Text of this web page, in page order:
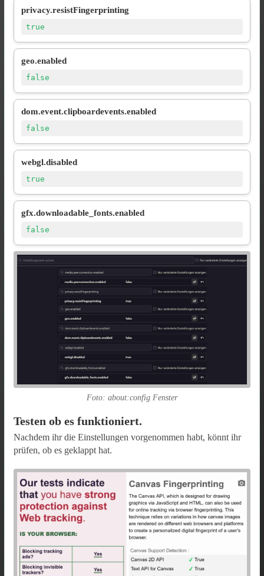
privacy.resistFingerprinting
true
geo.enabled
false
dom.event.clipboardevents.enabled
false
webgl.disabled
true
gfx.downloadable_fonts.enabled
false
Foto: about:config Fenster
Testen ob es funktioniert.
Nachdem ihr die Einstellungen vorgenommen habt, könnt ihr
prüfen, ob es geklappt hat.